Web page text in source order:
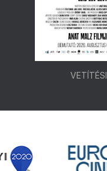
VETÍTÉSI IDŐPONTOK